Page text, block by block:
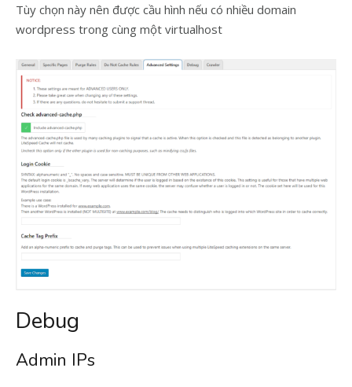
Tùy chọn này nên được cầu hình nếu có nhiều domain
wordpress trong cùng một virtualhost
Debug
Admin IPs